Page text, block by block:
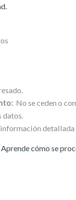
.
No se ceden o
datos.
detallada
Aprende cómo se